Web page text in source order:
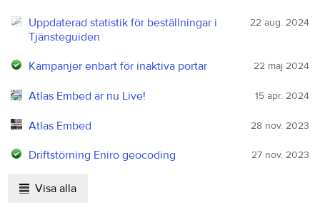
22 aug. 2024
Uppdaterad statistik för beställningar i
Tjänsteguiden
22 maj 2024
Kampanjer enbart för inaktiva portar
15 apr. 2024
Atlas Embed är nu Live!
28 nov. 2023
Atlas Embed
27 nov. 2023
Driftstörning Eniro geocoding
Visa alla